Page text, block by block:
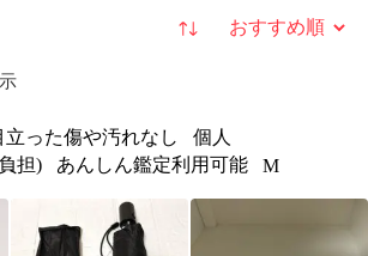
並び替え
立った傷や汚れなし
個人
担)
あんしん鑑定利用可能 M